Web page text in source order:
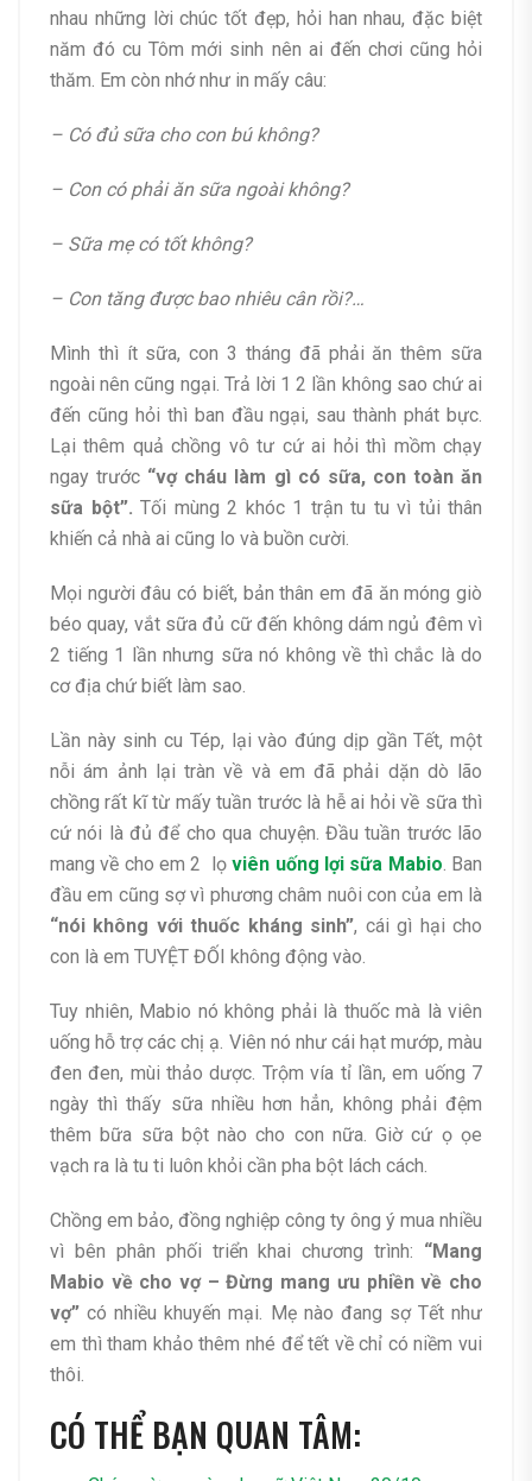
nhau những lời chúc tốt đẹp, hỏi han nhau, đặc biệt
năm đó cu Tôm mới sinh nên ai đến chơi cũng hỏi
thăm. Em còn nhớ như in mấy câu:
– Có đủ sữa cho con bú không?
– Con có phải ăn sữa ngoài không?
– Sữa mẹ có tốt không?
– Con tăng được bao nhiêu cân rồi?…
Mình thì ít sữa, con 3 tháng đã phải ăn thêm sữa
ngoài nên cũng ngại. Trả lời 1 2 lần không sao chứ ai
đến cũng hỏi thì ban đầu ngại, sau thành phát bực.
Lại thêm quả chồng vô tư cứ ai hỏi thì mồm chạy
ngay trước “vợ cháu làm gì có sữa, con toàn ăn
sữa bột”. Tối mùng 2 khóc 1 trận tu tu vì tủi thân
khiến cả nhà ai cũng lo và buồn cười.
Mọi người đâu có biết, bản thân em đã ăn móng giò
béo quay, vắt sữa đủ cữ đến không dám ngủ đêm vì
2 tiếng 1 lần nhưng sữa nó không về thì chắc là do
cơ địa chứ biết làm sao.
Lần này sinh cu Tép, lại vào đúng dịp gần Tết, một
nỗi ám ảnh lại tràn về và em đã phải dặn dò lão
chồng rất kĩ từ mấy tuần trước là hễ ai hỏi về sữa thì
cứ nói là đủ để cho qua chuyện. Đầu tuần trước lão
mang về cho em 2 lọviên uống lợi sữa Mabio. Ban
đầu em cũng sợ vì phương châm nuôi con của em là
“nói không với thuốc kháng sinh”, cái gì hại cho
con là em TUYỆT ĐỐI không động vào.
Tuy nhiên, Mabio nó không phải là thuốc mà là viên
uống hỗ trợ các chị ạ. Viên nó như cái hạt mướp, màu
đen đen, mùi thảo dược. Trộm vía tỉ lần, em uống 7
ngày thì thấy sữa nhiều hơn hẳn, không phải đệm
thêm bữa sữa bột nào cho con nữa. Giờ cứ ọ ọe
vạch ra là tu ti luôn khỏi cần pha bột lách cách.
Chồng em bảo, đồng nghiệp công ty ông ý mua nhiều
vì bên phân phối triển khai chương trình: “Mang
Mabio về cho vợ – Đừng mang ưu phiền về cho
vợ” có nhiều khuyến mại. Mẹ nào đang sợ Tết như
em thì tham khảo thêm nhé để tết về chỉ có niềm vui
thôi.
CÓ THỂ BẠN QUAN TÂM: